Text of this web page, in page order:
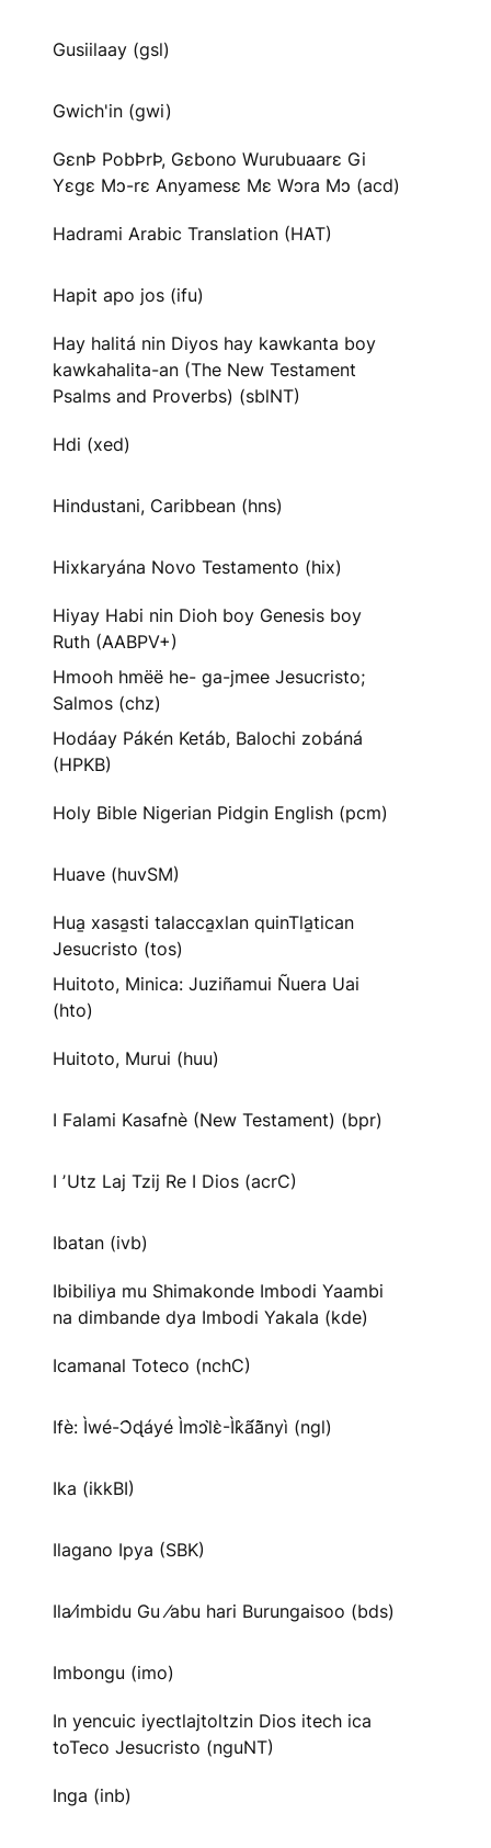
Gusiilaay (gsl)
Gwich'in (gwi)
GɛnÞ PobÞrÞ, Gɛbono Wurubuaarɛ Gi
Yɛgɛ Mɔ-rɛ Anyamesɛ Mɛ Wɔra Mɔ (acd)
Hadrami Arabic Translation (HAT)
Hapit apo jos (ifu)
Hay halitá nin Diyos hay kawkanta boy
kawkahalita-an (The New Testament
Psalms and Proverbs) (sblNT)
Hdi (xed)
Hindustani, Caribbean (hns)
Hixkaryána Novo Testamento (hix)
Hiyay Habi nin Dioh boy Genesis boy
Ruth (AABPV+)
Hmooh hmëë he- ga-jmee Jesucristo;
Salmos (chz)
Hodáay Pákén Ketáb, Balochi zobáná
(HPKB)
Holy Bible Nigerian Pidgin English (pcm)
Huave (huvSM)
Hua̱ xasa̱sti talacca̱xlan quinTla̱tican
Jesucristo (tos)
Huitoto, Minica: Juziñamui Ñuera Uai
(hto)
Huitoto, Murui (huu)
I Falami Kasafnè (New Testament) (bpr)
I ʼUtz Laj Tzij Re I Dios (acrC)
Ibatan (ivb)
Ibibiliya mu Shimakonde Imbodi Yaambi
na dimbande dya Imbodi Yakala (kde)
Icamanal Toteco (nchC)
Ifè: Ìwé-Ɔ̀ɖáyé Ìmↄl̀ɛ̀-Ìk̀ã́ã̀nyì (ngl)
Ika (ikkBI)
Ilagano Ipya (SBK)
Ila⁄imbidu Gu ⁄abu hari Burungaisoo (bds)
Imbongu (imo)
In yencuic iyectlajtoltzin Dios itech ica
toTeco Jesucristo (nguNT)
Inga (inb)